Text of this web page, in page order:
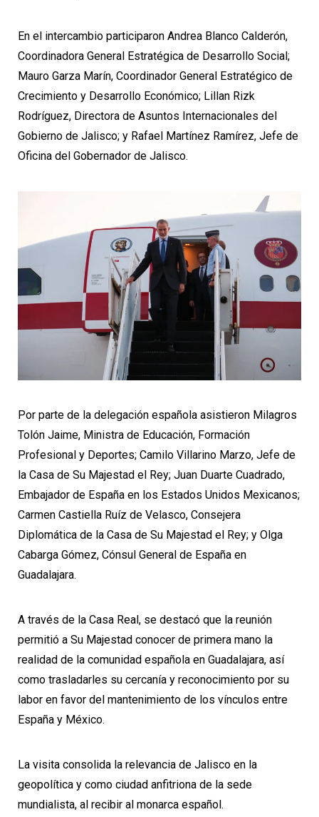
En el intercambio participaron Andrea Blanco Calderón,
Coordinadora General Estratégica de Desarrollo Social;
Mauro Garza Marín, Coordinador General Estratégico de
Crecimiento y Desarrollo Económico; Lillan Rizk
Rodríguez, Directora de Asuntos Internacionales del
Gobierno de Jalisco; y Rafael Martínez Ramírez, Jefe de
Oficina del Gobernador de Jalisco.
Por parte de la delegación española asistieron Milagros
Tolón Jaime, Ministra de Educación, Formación
Profesional y Deportes; Camilo Villarino Marzo, Jefe de
la Casa de Su Majestad el Rey; Juan Duarte Cuadrado,
Embajador de España en los Estados Unidos Mexicanos;
Carmen Castiella Ruíz de Velasco, Consejera
Diplomática de la Casa de Su Majestad el Rey; y Olga
Cabarga Gómez, Cónsul General de España en
Guadalajara.
A través de la Casa Real, se destacó que la reunión
permitió a Su Majestad conocer de primera mano la
realidad de la comunidad española en Guadalajara, así
como trasladarles su cercanía y reconocimiento por su
labor en favor del mantenimiento de los vínculos entre
España y México.
La visita consolida la relevancia de Jalisco en la
geopolítica y como ciudad anfitriona de la sede
mundialista, al recibir al monarca español.